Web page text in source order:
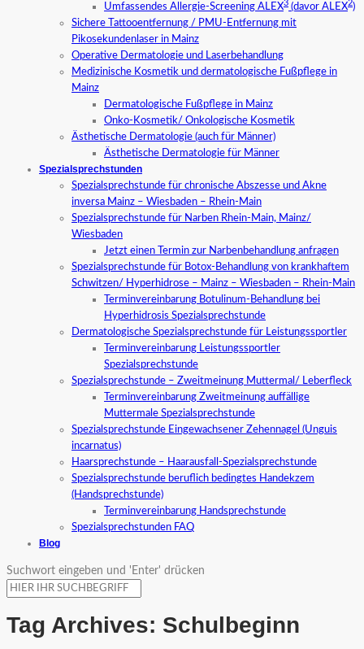
Umfassendes Allergie-Screening ALEX3 (davor ALEX2)
Sichere Tattooentfernung / PMU-Entfernung mit
Pikosekundenlaser in Mainz
Operative Dermatologie und Laserbehandlung
Medizinische Kosmetik und dermatologische Fußpflege in
Mainz
Dermatologische Fußpflege in Mainz
Onko-Kosmetik/ Onkologische Kosmetik
Ästhetische Dermatologie (auch für Männer)
Ästhetische Dermatologie für Männer
Spezialsprechstunden
Spezialsprechstunde für chronische Abszesse und Akne
inversa Mainz – Wiesbaden – Rhein-Main
Spezialsprechstunde für Narben Rhein-Main, Mainz/
Wiesbaden
Jetzt einen Termin zur Narbenbehandlung anfragen
Spezialsprechstunde für Botox-Behandlung von krankhaftem
Schwitzen/ Hyperhidrose – Mainz – Wiesbaden – Rhein-Main
Terminvereinbarung Botulinum-Behandlung bei
Hyperhidrosis Spezialsprechstunde
Dermatologische Spezialsprechstunde für Leistungssportler
Terminvereinbarung Leistungssportler
Spezialsprechstunde
Spezialsprechstunde – Zweitmeinung Muttermal/ Leberfleck
Terminvereinbarung Zweitmeinung auffällige
Muttermale Spezialsprechstunde
Spezialsprechstunde Eingewachsener Zehennagel (Unguis
incarnatus)
Haarsprechstunde – Haarausfall-Spezialsprechstunde
Spezialsprechstunde beruflich bedingtes Handekzem
(Handsprechstunde)
Terminvereinbarung Handsprechstunde
Spezialsprechstunden FAQ
Blog
Suchwort eingeben und 'Enter' drücken
Tag Archives: Schulbeginn